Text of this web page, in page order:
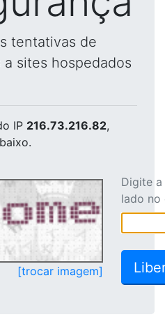
tentativas de
sites hospedados
IP 216.73.216.82,
[trocar imagem]
Digite
lado no